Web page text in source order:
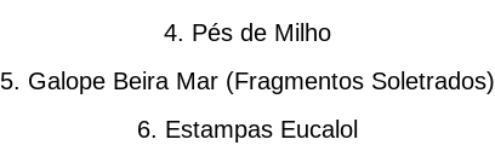
4. Pés de Milho
5. Galope Beira Mar (Fragmentos Soletrados)
6. Estampas Eucalol